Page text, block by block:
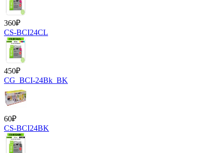
360₽
CS-BCI24CL
450₽
CG_BCI-24Bk_BK
60₽
CS-BCI24BK